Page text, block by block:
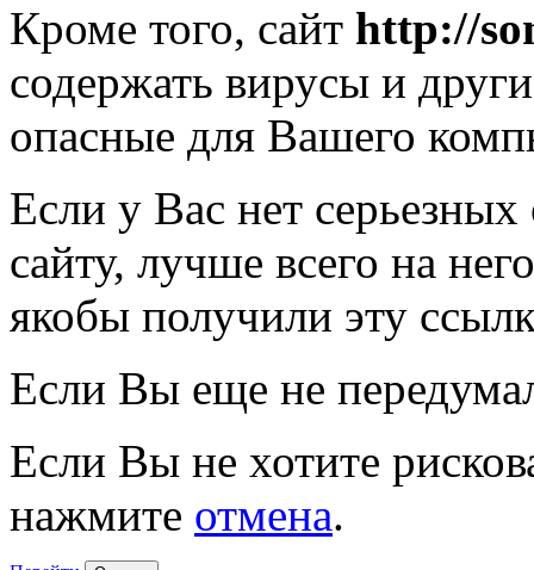
Кроме того, сайт http://
содержать вирусы и
опасные для Вашего
Если у Вас нет
сайту, лучше всего на
якобы получили эту
Если Вы еще не
Если Вы не хотите
нажмите отмена.